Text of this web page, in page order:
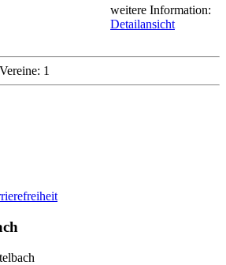
weitere Information:
Detailansicht
1